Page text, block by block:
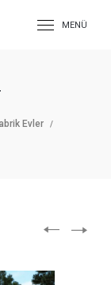
MENÜ
Evler